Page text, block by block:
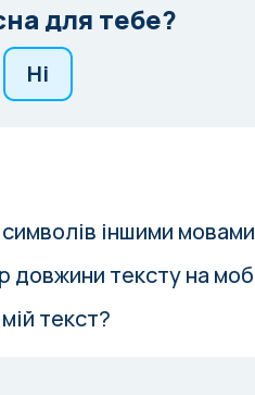
для тебе?
Ні
іншими
довжини тексту на
текст?